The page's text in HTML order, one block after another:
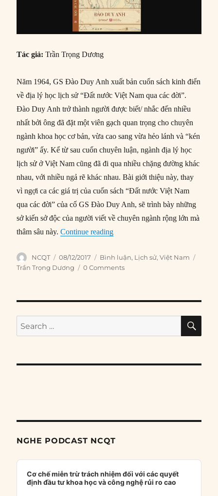
Tác giả:Trần Trọng Dương
Năm 1964, GS Đào Duy Anh xuất bản cuốn sách kinh điển
về địa lý học lịch sử “Đất nước Việt Nam qua các đời”.
Đào Duy Anh trở thành người được biết/ nhắc đến nhiều
nhất bởi ông đã đặt một viên gạch quan trọng cho chuyên
ngành khoa học cơ bản, vừa cao sang vừa hẻo lánh và “kén
người” ấy. Kể từ sau cuốn chuyên luận, ngành địa lý học
lịch sử ở Việt Nam cũng đã đi qua nhiều chặng đường khác
nhau, với nhiều ngả rẽ khác nhau. Bài giới thiệu này, thay
vì ngợi ca các giá trị của cuốn sách “Đất nước Việt Nam
qua các đời” của cố GS Đào Duy Anh, sẽ trình bày những
sở kiến sở độc của người viết về chuyên ngành rộng lớn mà
thâm sâu này.Continue reading“Địa lý học lịch sử Việt Nam:
Author
NCQT
Posted
on
08/12/2017 Categories
Bình luận, Lịch sử,Việt Nam
Trần Trọng Dương
0 Comments
Search
for:
NGHE PODCAST NCQT
Audio
Player
Cơ chế miễn trừ trách nhiệm đối với các quyết
định đầu tư khoa học và công nghệ rủi ro cao